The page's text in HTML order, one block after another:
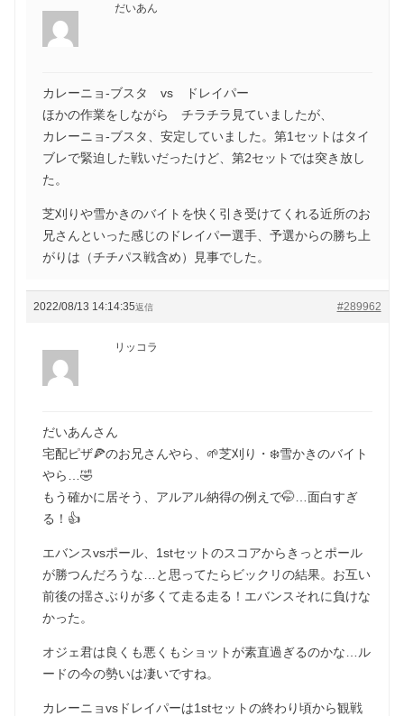
だいあん
カレーニョ‐ブスタ vs ドレイパー
ほかの作業をしながら チラチラ見ていましたが、
カレーニョ-ブスタ、安定していました。第1セットはタイ
ブレで緊迫した戦いだったけど、第2セットでは突き放し
た。
芝刈りや雪かきのバイトを快く引き受けてくれる近所のお
兄さんといった感じのドレイパー選手、予選からの勝ち上
がりは（チチパス戦含め）見事でした。
2022/08/13 14:14:35 #289962
返信
リッコラ
だいあんさん
宅配ピザ🍕のお兄さんやら、🌱芝刈り・❄️雪かきのバイト
やら…🤣
もう確かに居そう、アルアル納得の例えで🤭…面白すぎ
る！👍
エバンスvsポール、1stセットのスコアからきっとポール
が勝つんだろうな…と思ってたらビックリの結果。お互い
前後の揺さぶりが多くて走る走る！エバンスそれに負けな
かった。
オジェ君は良くも悪くもショットが素直過ぎるのかな…ル
ードの今の勢いは凄いですね。
カレーニョvsドレイパーは1stセットの終わり頃から観戦